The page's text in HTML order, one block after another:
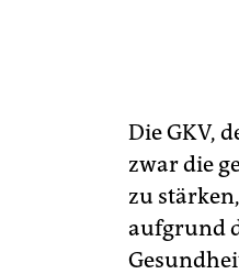
Die GKV,
zwar die
zu
aufgrund